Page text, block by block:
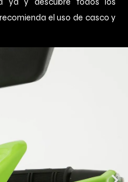
el uso de casco y